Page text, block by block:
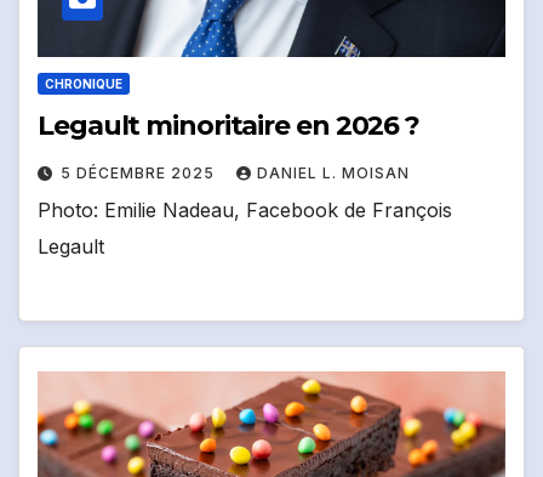
CHRONIQUE
Legault minoritaire en 2026 ?
5 DÉCEMBRE 2025 DANIEL L. MOISAN
Photo: Emilie Nadeau, Facebook de François
Legault